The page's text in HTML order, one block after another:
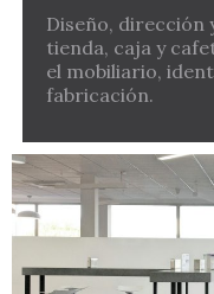
Diseño, dirección
tienda, caja y
el mobiliario,
fabricación.